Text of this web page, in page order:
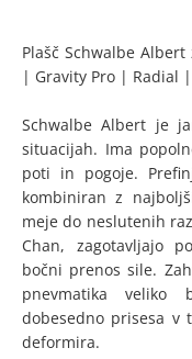
Plašč Schwalbe
| Gravity Pro | Radial |
Schwalbe Albert je
situacijah. Ima
poti in pogoje.
kombiniran z
meje do neslutenih
Chan, zagotavljajo
bočni prenos sile.
pnevmatika
dobesedno prisesa v
deformira.